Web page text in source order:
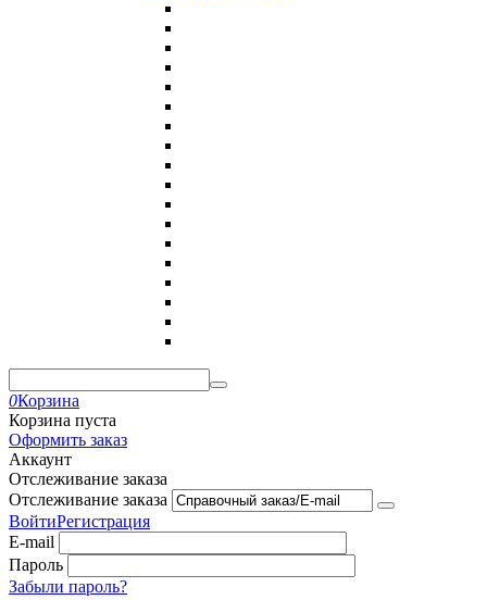
0Корзина
Корзина пуста
Оформить заказ
Аккаунт
Отслеживание заказа
Отслеживание заказа
ВойтиРегистрация
E-mail
Пароль
Забыли пароль?